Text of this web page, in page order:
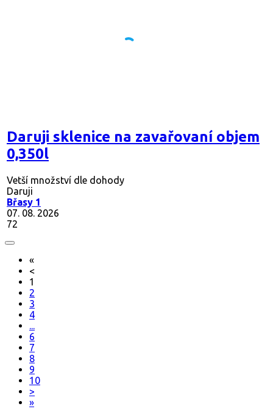
Daruji sklenice na zavařovaní objem
0,350l
Vetší množství dle dohody
Daruji
Břasy 1
07. 08. 2026
72
«
<
1
2
3
4
...
6
7
8
9
10
>
»